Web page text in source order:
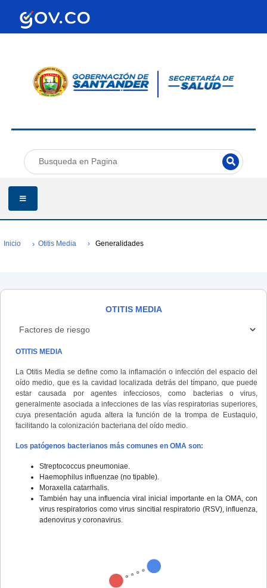
Inicio Otitis Media Generalidades
OTITIS MEDIA
OTITIS MEDIA
La Otitis Media se define como la inflamación o infección del espacio del
oído medio, que es la cavidad localizada detrás del tímpano, que puede
estar causada por agentes infecciosos, como bacterias o virus,
generalmente asociada a infecciones de las vías respiratorias superiores,
cuya presentación aguda altera la función de la trompa de Eustaquio,
facilitando la colonización bacteriana del oído medio.
Los patógenos bacterianos más comunes en OMA son:
Streptococcus pneumoniae.
Haemophilus influenzae (no tipable).
Moraxella catarrhalis.
También hay una influencia viral inicial importante en la OMA, con
virus respiratorios como virus sincitial respiratorio (RSV), influenza,
adenovirus y coronavirus.